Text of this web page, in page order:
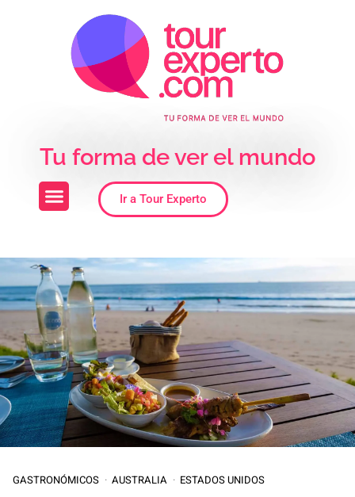
Tu forma de ver el mundo
Ir a Tour Experto
GASTRONÓMICOS AUSTRALIA ESTADOS UNIDOS